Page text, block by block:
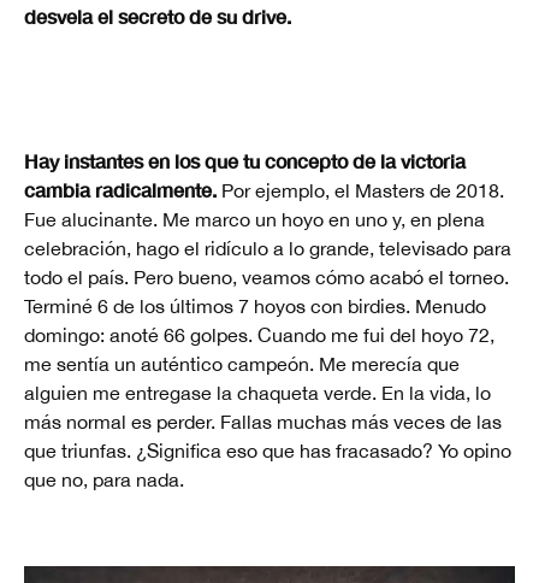
desvela el secreto de su drive.
Hay instantes en los que tu concepto de la victoria
cambia radicalmente. Por ejemplo, el Masters de 2018.
Fue alucinante. Me marco un hoyo en uno y, en plena
celebración, hago el ridículo a lo grande, televisado para
todo el país. Pero bueno, veamos cómo acabó el torneo.
Terminé 6 de los últimos 7 hoyos con birdies. Menudo
domingo: anoté 66 golpes. Cuando me fui del hoyo 72,
me sentía un auténtico campeón. Me merecía que
alguien me entregase la chaqueta verde. En la vida, lo
más normal es perder. Fallas muchas más veces de las
que triunfas. ¿Significa eso que has fracasado? Yo opino
que no, para nada.